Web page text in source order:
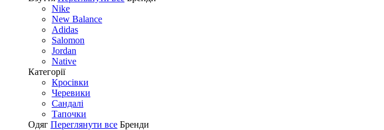
Nike
New Balance
Adidas
Salomon
Jordan
Native
Категорії
Кросівки
Черевики
Сандалі
Tапочки
Одяг Переглянути все Бренди